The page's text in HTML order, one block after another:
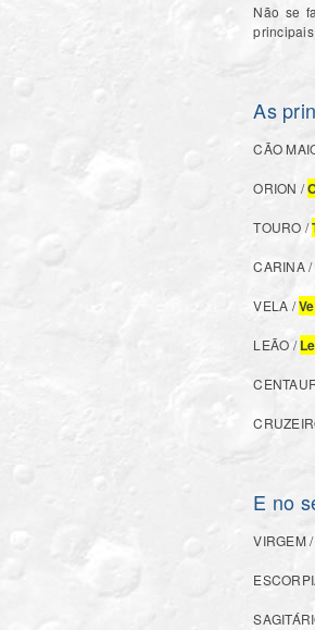
Não se
As
CÃO
ORION /
TOURO /
CARINA /
VELA /
LEÃO /
E no
VIRGEM /